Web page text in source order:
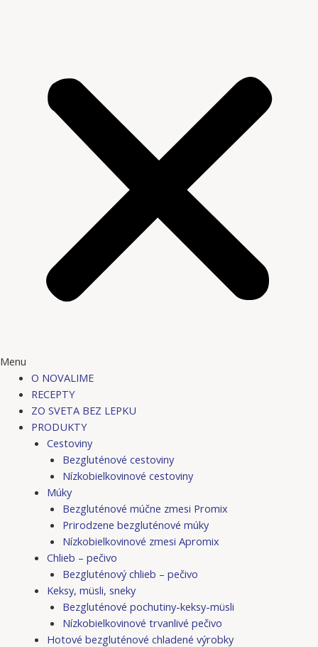
Menu
O NOVALIME
RECEPTY
ZO SVETA BEZ LEPKU
PRODUKTY
Cestoviny
Bezgluténové cestoviny
Nízkobielkovinové cestoviny
Múky
Bezgluténové múčne zmesi Promix
Prirodzene bezgluténové múky
Nízkobielkovinové zmesi Apromix
Chlieb – pečivo
Bezgluténový chlieb – pečivo
Keksy, müsli, sneky
Bezgluténové pochutiny-keksy-müsli
Nízkobielkovinové trvanlivé pečivo
Hotové bezgluténové chladené výrobky